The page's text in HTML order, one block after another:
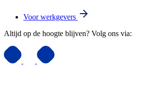
Voor werkgevers
Altijd op de hoogte blijven? Volg ons via: